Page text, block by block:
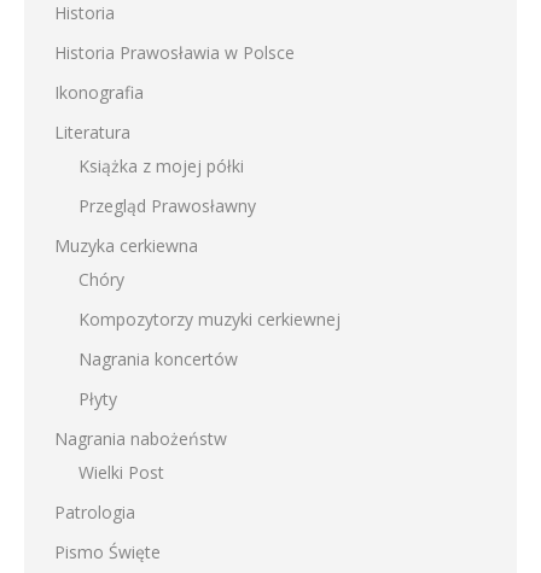
Historia
Historia Prawosławia w Polsce
Ikonografia
Literatura
Książka z mojej półki
Przegląd Prawosławny
Muzyka cerkiewna
Chóry
Kompozytorzy muzyki cerkiewnej
Nagrania koncertów
Płyty
Nagrania nabożeństw
Wielki Post
Patrologia
Pismo Święte